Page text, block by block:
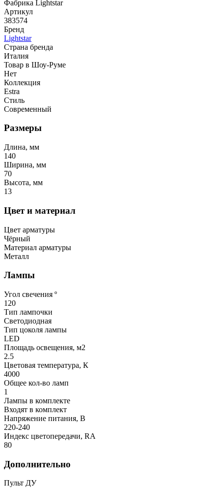
Фабрика Lightstar
Артикул
383574
Бренд
Lightstar
Страна бренда
Италия
Товар в Шоу-Руме
Нет
Коллекция
Estra
Стиль
Современный
Размеры
Длина, мм
140
Ширина, мм
70
Высота, мм
13
Цвет и материал
Цвет арматуры
Чёрный
Материал арматуры
Металл
Лампы
Угол свечения º
120
Тип лампочки
Светодиодная
Тип цоколя лампы
LED
Площадь освещения, м2
2.5
Цветовая температура, К
4000
Общее кол-во ламп
1
Лампы в комплекте
Входят в комплект
Напряжение питания, В
220-240
Индекс цветопередачи, RA
80
Дополнительно
Пульт ДУ